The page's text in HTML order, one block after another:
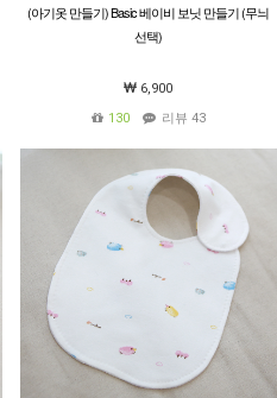
(아기옷 만들기) Basic 베이비 보닛 만들기 (무늬
선택)
6,900
130
리뷰 43